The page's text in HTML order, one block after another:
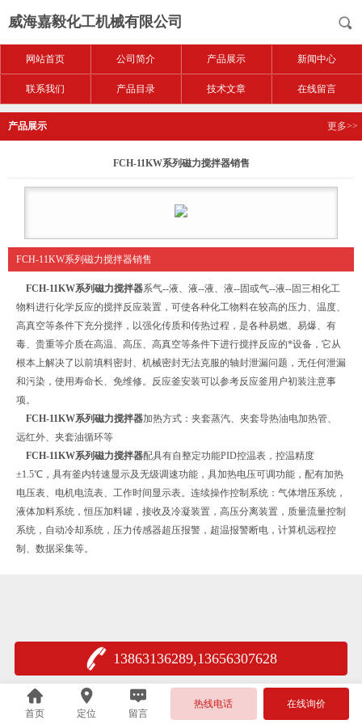
威海嘉毅化工机械有限公司
网站首页 公司简介 产品展示 新闻中心
联系我们 产品目录 技术文章 在线留言
产品展示 更多>>
FCH-11KW系列磁力搅拌器销售
FCH-11KW系列磁力搅拌器销售
FCH-11KW系列磁力搅拌器系气--液、液--液、液--固或气--液--固三相化工
物料进行化学反应的搅拌反应装置，可使各种化工物料在较高的压力、温度、
高真空等条件下充分搅拌，以强化传质和传热过程，是各种易燃、易爆、有
毒、贵重等介质在高温、高压、高真空等条件下进行搅拌反应的*设备，它从
根本上解决了以前填料密封、机械密封无法克服的轴封泄漏问题，无任何泄漏
和污染，使用寿命长、免维修。反应釜安装可以参考反应釜用户初装注意事
项。
FCH-11KW系列磁力搅拌器加热方式：夹套蒸汽、夹套导热油电加热管、
远红外、夹套油循环等
FCH-11KW系列磁力搅拌器配具有自整定功能PID控温表，控温精度
±1.5℃，具有釜内转速显示及无级调速功能，具加热电压可调功能，配有加热
电压表、电机电流表、工作时间显示表。连续操作控制系统：气体增压系统，
液体加料系统，恒压加料罐，接收及冷凝装置，高压分离装置，质量流量控制
系统，自动冷却系统，压力传感器超压报警，超温报警断电，计算机远程控
制、数据采集等。
13863136289,13656307628
首页 定位 留言
热线电话 在线询价